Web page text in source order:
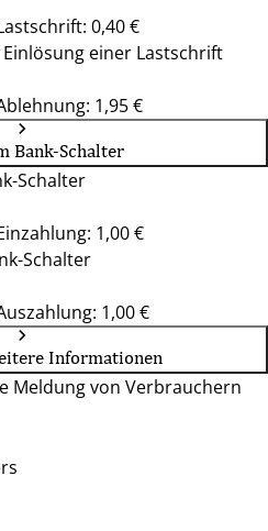
0,40 €
einer Lastschrift
1,95 €
Bank-Schalter
Schalter
1,00 €
Schalter
1,00 €
Informationen
Meldung von Verbrauchern